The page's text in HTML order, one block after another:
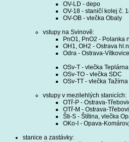
OV-LD - depo
OV-18 - staničí kolej č.
OV-OB - vlečka Obaly
vstupy na Svinově:
PnO1, PnO2 - Polanka
OH1, OH2 - Ostrava
Odra - Ostrava-
OSv-T - vlečka Teplárna
OSv-TO - vlečka SDC
OSv-TT - vlečka
vstupy v mezilehlých stanicích:
OTř-P - Ostrava-
OTř-M - Ostrava-
Šti-S - Štítina, vlečka
OKo-I - Opava-
stanice a zastávky: